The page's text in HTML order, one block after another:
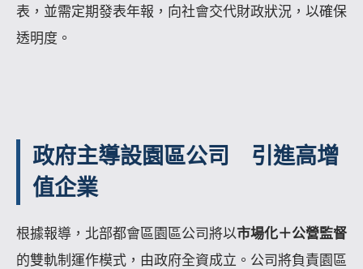
表，並需定期發表年報，向社會交代財政狀況，以確保
透明度。
政府主導設園區公司 引進高增
值企業
根據報導，北部都會區園區公司將以市場化＋公營監督
的雙軌制運作模式，由政府全資成立。公司將負責園區